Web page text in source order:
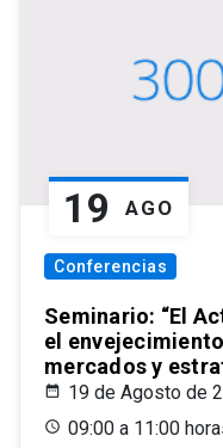
19 AGO
Conferencias
Seminario: “El
el
mercados y
19 de Agosto de
09:00 a 11:00